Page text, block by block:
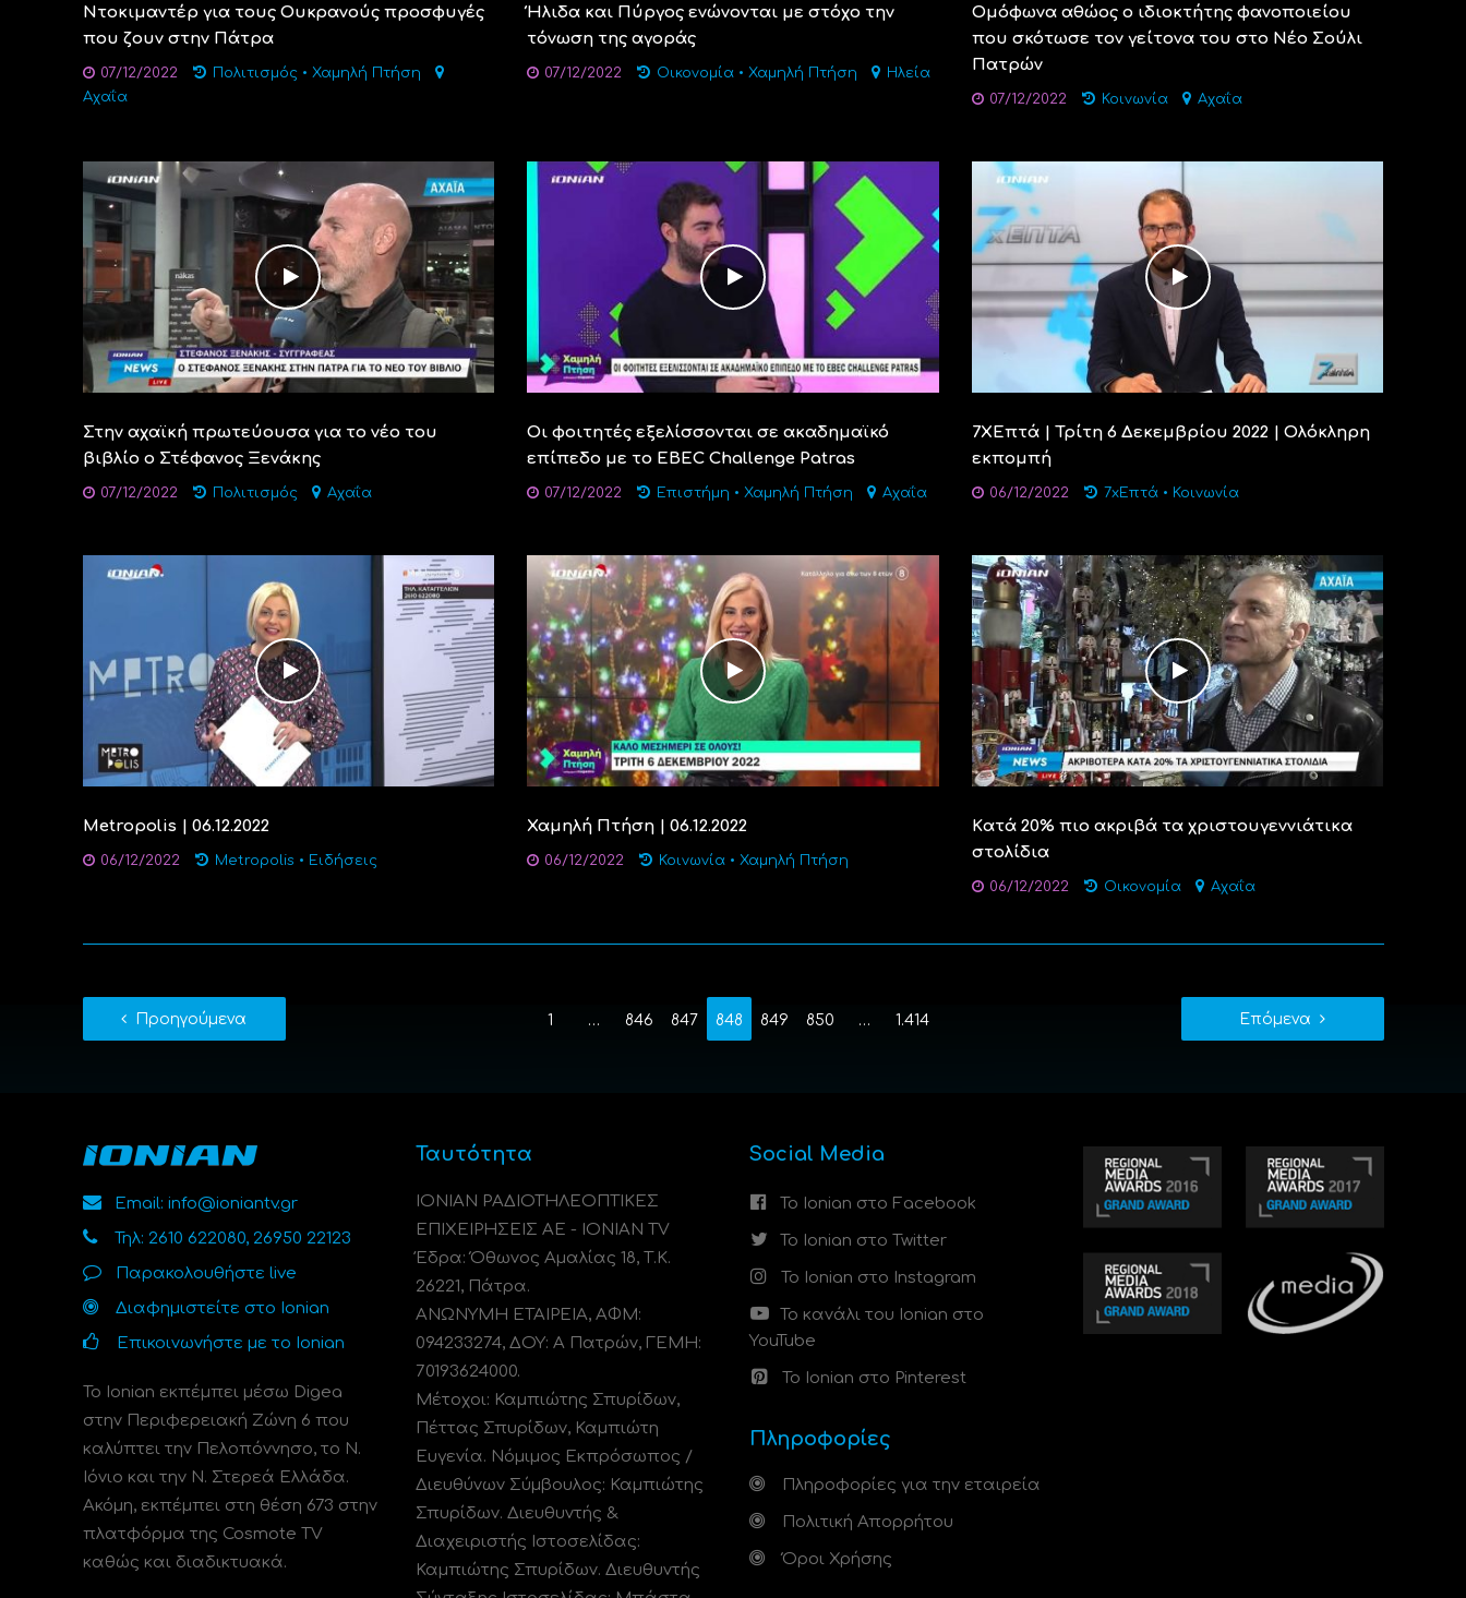
Ντοκιμαντέρ για τους Ουκρανούς προσφυγές
που ζουν στην Πάτρα
07/12/2022 Πολιτισμός • Χαμηλή Πτήση
Αχαΐα
Ήλιδα και Πύργος ενώνονται με στόχο την
τόνωση της αγοράς
07/12/2022 Οικονομία • Χαμηλή Πτήση Ηλεία
Ομόφωνα αθώος ο ιδιοκτήτης φανοποιείου
που σκότωσε τον γείτονα του στο Νέο Σούλι
Πατρών
07/12/2022 Κοινωνία Αχαΐα
Στην αχαϊκή πρωτεύουσα για το νέο του
βιβλίο ο Στέφανος Ξενάκης
07/12/2022 Πολιτισμός Αχαΐα
Οι φοιτητές εξελίσσονται σε ακαδημαϊκό
επίπεδο με το EBEC Challenge Patras
07/12/2022 Επιστήμη • Χαμηλή Πτήση Αχαΐα
7ΧΕπτά | Τρίτη 6 Δεκεμβρίου 2022 | Ολόκληρη
εκπομπή
06/12/2022 7xΕπτά • Κοινωνία
Metropolis | 06.12.2022
06/12/2022 Metropolis • Ειδήσεις
Χαμηλή Πτήση | 06.12.2022
06/12/2022 Κοινωνία • Χαμηλή Πτήση
Kατά 20% πιο ακριβά τα χριστουγεννιάτικα
στολίδια
06/12/2022 Οικονομία Αχαΐα
Προηγούμενα 1 … 846 847 848 849 850 … 1.414 Επόμενα
Email: info@ioniantv.gr
Τηλ: 2610 622080, 26950 22123
Παρακολουθήστε live
Διαφημιστείτε στο Ionian
Επικοινωνήστε με το Ionian
Το Ionian εκπέμπει μέσω Digea
στην Περιφερειακή Ζώνη 6 που
καλύπτει την Πελοπόννησο, το N.
Ιόνιο και την Ν. Στερεά Ελλάδα.
Ακόμη, εκπέμπει στη θέση 673 στην
πλατφόρμα της Cosmote TV
καθώς και διαδικτυακά.
Ταυτότητα
ΙΟΝΙΑΝ ΡΑΔΙΟΤΗΛΕΟΠΤΙΚΕΣ
ΕΠΙΧΕΙΡΗΣΕΙΣ ΑΕ - IONIAN TV
Έδρα: Όθωνος Αμαλίας 18, Τ.Κ.
26221, Πάτρα.
ΑΝΩΝΥΜΗ ΕΤΑΙΡΕΙΑ, ΑΦΜ:
094233274, ΔΟΥ: A Πατρών, ΓΕΜΗ:
70193624000.
Μέτοχοι: Καμπιώτης Σπυρίδων,
Πέττας Σπυρίδων, Καμπιώτη
Ευγενία. Νόμιμος Εκπρόσωπος /
Διευθύνων Σύμβουλος: Καμπιώτης
Σπυρίδων. Διευθυντής &
Διαχειριστής Ιστοσελίδας:
Καμπιώτης Σπυρίδων. Διευθυντής
Social Media
Το Ionian στο Facebook
Το Ionian στο Twitter
Το Ionian στο Instagram
Το κανάλι του Ionian στο
YouTube
Το Ionian στο Pinterest
Πληροφορίες
Πληροφορίες για την εταιρεία
Πολιτική Απορρήτου
Όροι Χρήσης